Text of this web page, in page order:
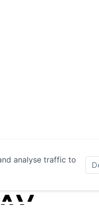
analyse traffic to